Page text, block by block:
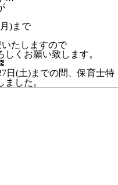
)まで
たしますので
くお願い致します。
日(土)までの間、保育士特
した。